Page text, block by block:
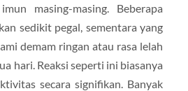
masing-masing. Beberapa
sedikit pegal, sementara yang
demam ringan atau rasa lelah
hari. Reaksi seperti ini biasanya
secara signifikan. Banyak